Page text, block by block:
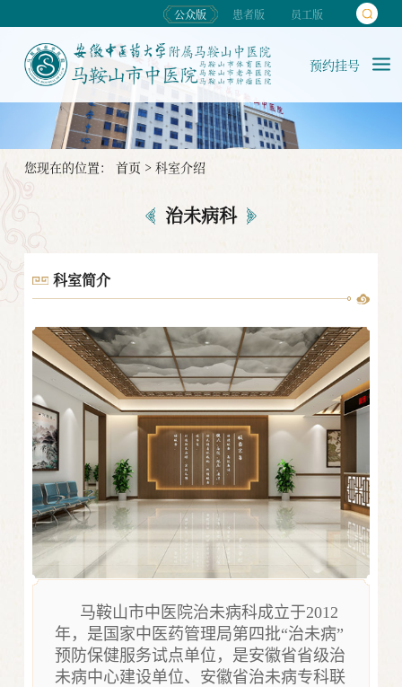
公众版 患者版 员工版
预约挂号
您现在的位置： 首页 > 科室介绍
治未病科
科室简介
马鞍山市中医院治未病科成立于2012
年，是国家中医药管理局第四批“治未病”
预防保健服务试点单位，是安徽省省级治
未病中心建设单位、安徽省治未病专科联